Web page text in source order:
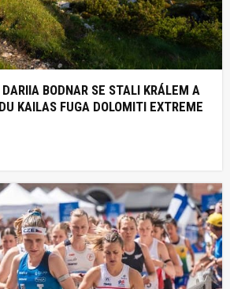
BODNAR SE STALI KRÁLEM A
KAILAS FUGA DOLOMITI EXTREME